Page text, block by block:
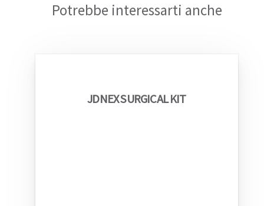
Potrebbe interessarti anche
JDNEX SURGICAL KIT